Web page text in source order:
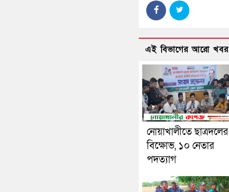
এই বিভাগের আরো খবর
নোয়াখালীতে ছাত্রদলের
বিক্ষোভ, ১০ নেতার
পদত্যাগ